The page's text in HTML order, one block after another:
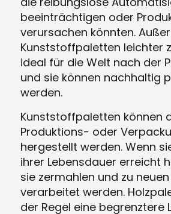
beeinträchtigen oder
verursachen könnten.
Kunststoffpaletten leichter
ideal für die Welt nach der
und sie können nachhaltig
werden.
Kunststoffpaletten können
Produktions- oder
hergestellt werden. Wenn
ihrer Lebensdauer erreicht
sie zermahlen und zu
verarbeitet werden.
der Regel eine begrenztere